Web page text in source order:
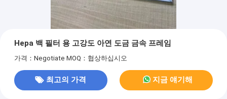
Hepa 백 필터 용 고강도 아연 도금 금속 프레임
가격：Negotiate MOQ：협상하십시오
최고의 가격 지금 얘기해